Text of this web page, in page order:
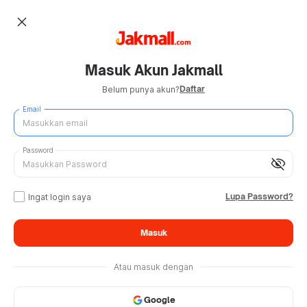
close
Masuk Akun Jakmall
Belum punya akun?Daftar
Email
visibility_off
Password
Ingat login saya Lupa Password?
Masuk
Atau masuk dengan
Google